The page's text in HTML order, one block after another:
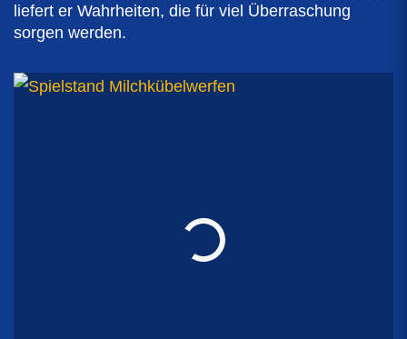
liefert er Wahrheiten, die für viel Überraschung
sorgen werden.